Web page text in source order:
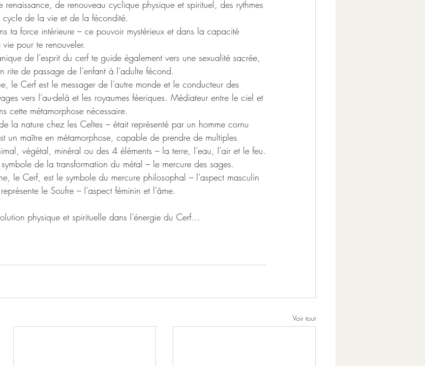
de renouveau cyclique physique et spirituel, des rythmes
cycle de la vie et de la fécondité.
ta force intérieure – ce pouvoir mystérieux et dans la capacité
pour te renouveler.
de l'esprit du cerf te guide également vers une sexualité sacrée,
rite de passage de l’enfant à l’adulte fécond.
le Cerf est le messager de l’autre monde et le conducteur des
vers l'au-delà et les royaumes féeriques. Médiateur entre le ciel et
cette métamorphose nécessaire.
la nature chez les Celtes – était représenté par un homme cornu
un maître en métamorphose, capable de prendre de multiples
végétal, minéral ou des 4 éléments – la terre, l'eau, l'air et le feu.
de la transformation du métal – le mercure des sages.
le Cerf, est le symbole du mercure philosophal – l’aspect masculin
le Soufre – l’aspect féminin et l’âme.
physique et spirituelle dans l’énergie du Cerf…
Voir tout